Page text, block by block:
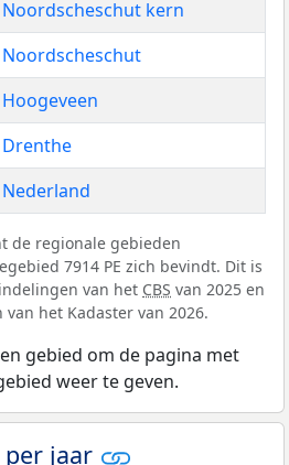
Noordscheschut kern
Noordscheschut
Hoogeveen
Drenthe
Nederland
de regionale gebieden
7914 PE zich bevindt. Dit is
van het CBS van 2025 en
het Kadaster van 2026.
gebied om de pagina met
weer te geven.
jaar